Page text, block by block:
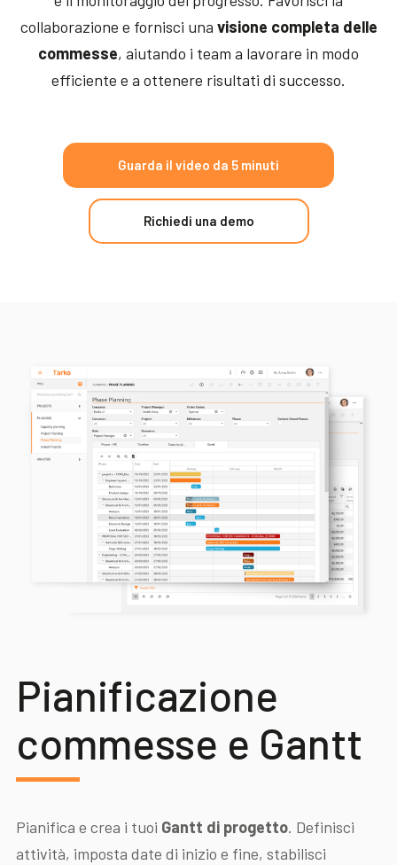
collaborazione e fornisci una visione completa delle
commesse, aiutando i team a lavorare in modo
efficiente e a ottenere risultati di successo.
Guarda il video da 5 minuti
Richiedi una demo
Pianificazione
commesse e Gantt
Pianifica e crea i tuoi Gantt di progetto. Definisci
attività, imposta date di inizio e fine, stabilisci